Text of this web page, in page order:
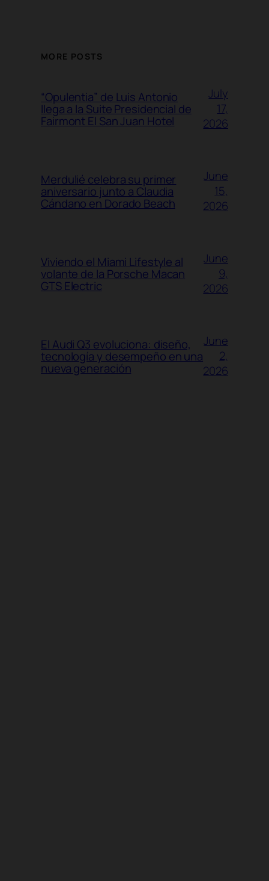
MORE POSTS
“Opulentia” de Luis Antonio
llega a la Suite Presidencial de
Fairmont El San Juan Hotel
July
17,
2026
Merdulié celebra su primer
aniversario junto a Claudia
Cándano en Dorado Beach
June
15,
2026
Viviendo el Miami Lifestyle al
volante de la Porsche Macan
GTS Electric
June
9,
2026
El Audi Q3 evoluciona: diseño,
tecnología y desempeño en una
nueva generación
June
2,
2026